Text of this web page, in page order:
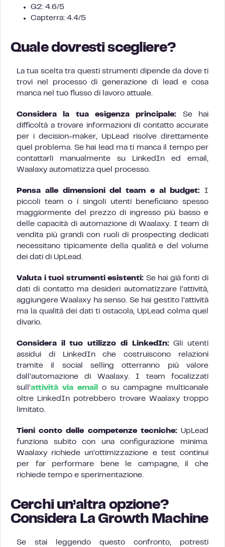
G2: 4.6/5
Capterra: 4.4/5
Quale dovresti scegliere?
La tua scelta tra questi strumenti dipende da dove ti
trovi nel processo di generazione di lead e cosa
manca nel tuo flusso di lavoro attuale.
Considera la tua esigenza principale: Se hai
difficoltà a trovare informazioni di contatto accurate
per i decision-maker, UpLead risolve direttamente
quel problema. Se hai lead ma ti manca il tempo per
contattarli manualmente su LinkedIn ed email,
Waalaxy automatizza quel processo.
Pensa alle dimensioni del team e al budget: I
piccoli team o i singoli utenti beneficiano spesso
maggiormente del prezzo di ingresso più basso e
delle capacità di automazione di Waalaxy. I team di
vendita più grandi con ruoli di prospecting dedicati
necessitano tipicamente della qualità e del volume
dei dati di UpLead.
Valuta i tuoi strumenti esistenti: Se hai già fonti di
dati di contatto ma desideri automatizzare l’attività,
aggiungere Waalaxy ha senso. Se hai gestito l’attività
ma la qualità dei dati ti ostacola, UpLead colma quel
divario.
Considera il tuo utilizzo di LinkedIn:Gli utenti
assidui di LinkedIn che costruiscono relazioni
tramite il social selling otterranno più valore
dall’automazione di Waalaxy. I team focalizzati
sull’attività via email
o su campagne multicanale
oltre LinkedIn potrebbero trovare Waalaxy troppo
limitato.
Tieni conto delle competenze tecniche:UpLead
funziona subito con una configurazione minima.
Waalaxy richiede un’ottimizzazione e test continui
per far performare bene le campagne, il che
richiede tempo e sperimentazione.
Cerchi un’altra opzione?
Considera La Growth Machine
Se stai leggendo questo confronto, potresti